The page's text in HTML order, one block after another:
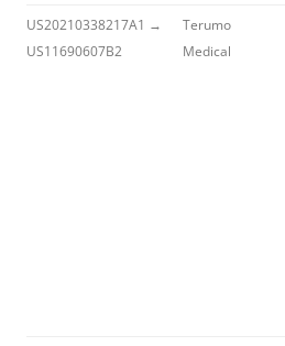
US20210338217A1 →
US11690607B2
Terumo
Medical